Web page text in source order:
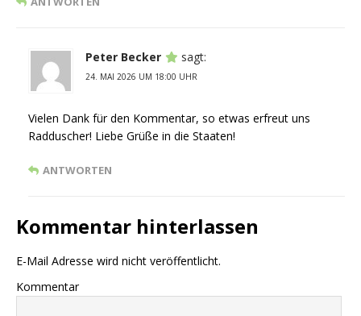
Peter Becker sagt:
24. MAI 2026 UM 18:00 UHR
Vielen Dank für den Kommentar, so etwas erfreut uns
Radduscher! Liebe Grüße in die Staaten!
ANTWORTEN
Kommentar hinterlassen
E-Mail Adresse wird nicht veröffentlicht.
Kommentar